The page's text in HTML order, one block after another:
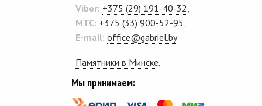
Viber: +375 (29) 191-40-32
MTC: +375 (33) 900-52-95
E-mail: office@gabriel.by
Памятники в Минске.
Мы принимаем: